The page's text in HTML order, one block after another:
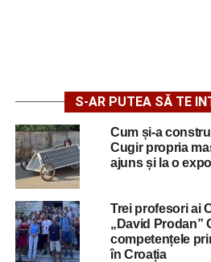
S-AR PUTEA SĂ TE
Cum și-a
Cugir propria
ajuns și la o
Trei profesori ai
„David Prodan”
competențele
în Croația